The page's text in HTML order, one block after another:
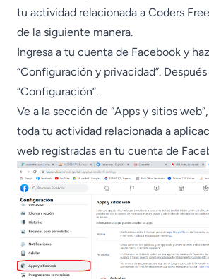
tu actividad relacionada a Coders
de la siguiente manera.
Ingresa a tu cuenta de Facebook y
“Configuración y privacidad”.
“Configuración”.
Ve a la sección de “Apps y sitios
toda tu actividad relacionada a
web registradas en tu cuenta de